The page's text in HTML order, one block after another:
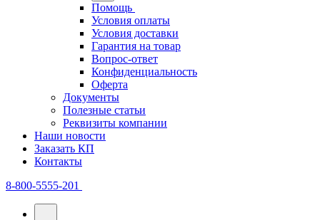
Помощь
Условия оплаты
Условия доставки
Гарантия на товар
Вопрос-ответ
Конфиденциальность
Оферта
Документы
Полезные статьи
Реквизиты компании
Наши новости
Заказать КП
Контакты
8-800-5555-201